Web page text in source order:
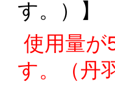
す。）】
使用量が
す。（丹